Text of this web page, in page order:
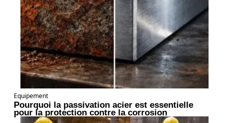
Equipement
Pourquoi la passivation acier est essentielle
pour la protection contre la corrosion